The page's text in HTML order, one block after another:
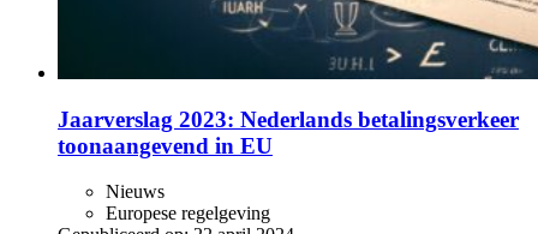
Jaarverslag 2023: Nederlands betalingsverkeer
toonaangevend in EU
Nieuws
Europese regelgeving